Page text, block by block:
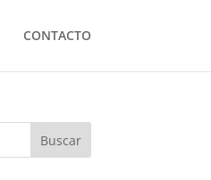
CONTACTO